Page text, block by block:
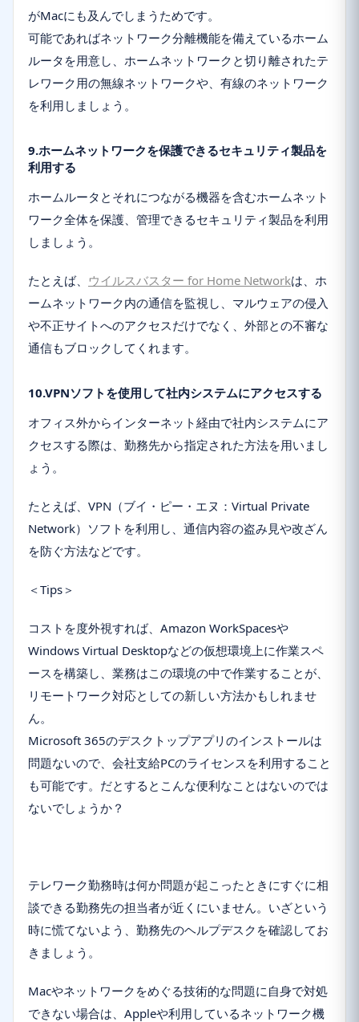
がMacにも及んでしまうためです。
可能であればネットワーク分離機能を備えているホーム
ルータを用意し、ホームネットワークと切り離されたテ
レワーク用の無線ネットワークや、有線のネットワーク
を利用しましょう。
9.ホームネットワークを保護できるセキュリティ製品を
利用する
ホームルータとそれにつながる機器を含むホームネット
ワーク全体を保護、管理できるセキュリティ製品を利用
しましょう。
たとえば、 ウイルスバスター for Home Networkは、ホ
ームネットワーク内の通信を監視し、マルウェアの侵入
や不正サイトへのアクセスだけでなく、外部との不審な
通信もブロックしてくれます。
10.VPNソフトを使用して社内システムにアクセスする
オフィス外からインターネット経由で社内システムにア
クセスする際は、勤務先から指定された方法を用いまし
ょう。
たとえば、VPN（ブイ・ピー・エヌ：Virtual Private
Network）ソフトを利用し、通信内容の盗み見や改ざん
を防ぐ方法などです。
＜Tips＞
コストを度外視すれば、Amazon WorkSpacesや
Windows Virtual Desktopなどの仮想環境上に作業スペ
ースを構築し、業務はこの環境の中で作業することが、
リモートワーク対応としての新しい方法かもしれませ
ん。
Microsoft 365のデスクトップアプリのインストールは
問題ないので、会社支給PCのライセンスを利用すること
も可能です。だとするとこんな便利なことはないのでは
ないでしょうか？
テレワーク勤務時は何か問題が起こったときにすぐに相
談できる勤務先の担当者が近くにいません。いざという
時に慌てないよう、勤務先のヘルプデスクを確認してお
きましょう。
Macやネットワークをめぐる技術的な問題に自身で対処
できない場合は、Appleや利用しているネットワーク機